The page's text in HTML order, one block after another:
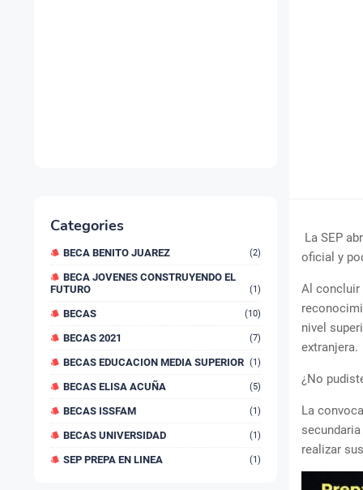
Categories
BECA BENITO JUAREZ (2)
BECA JOVENES CONSTRUYENDO EL
FUTURO
(1)
BECAS (10)
BECAS 2021 (7)
BECAS EDUCACION MEDIA SUPERIOR (1)
BECAS ELISA ACUÑA (5)
BECAS ISSFAM (1)
BECAS UNIVERSIDAD (1)
SEP PREPA EN LINEA (1)
La SEP
oficial y
Al concluir
nivel
extranjera.
¿No
La
realizar